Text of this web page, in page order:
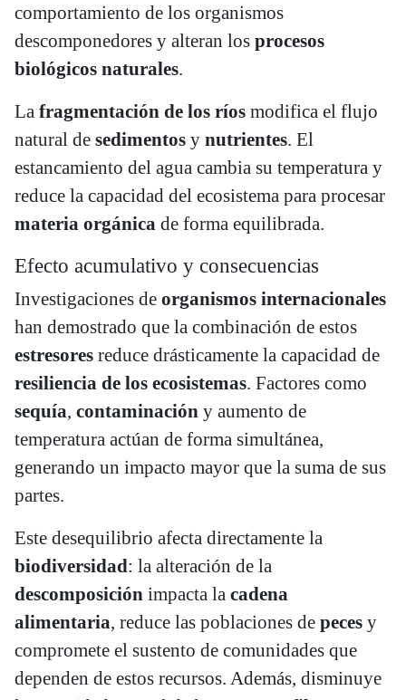
comportamiento de los organismos
descomponedores y alteran los procesos
biológicos naturales.
La fragmentación de los ríos modifica el flujo
natural de sedimentos y nutrientes. El
estancamiento del agua cambia su temperatura y
reduce la capacidad del ecosistema para procesar
materia orgánica de forma equilibrada.
Efecto acumulativo y consecuencias
Investigaciones de organismos internacionales
han demostrado que la combinación de estos
estresores reduce drásticamente la capacidad de
resiliencia de los ecosistemas. Factores como
sequía, contaminación y aumento de
temperatura actúan de forma simultánea,
generando un impacto mayor que la suma de sus
partes.
Este desequilibrio afecta directamente la
biodiversidad: la alteración de la
descomposición impacta la cadena
alimentaria, reduce las poblaciones de peces y
compromete el sustento de comunidades que
dependen de estos recursos. Además, disminuye